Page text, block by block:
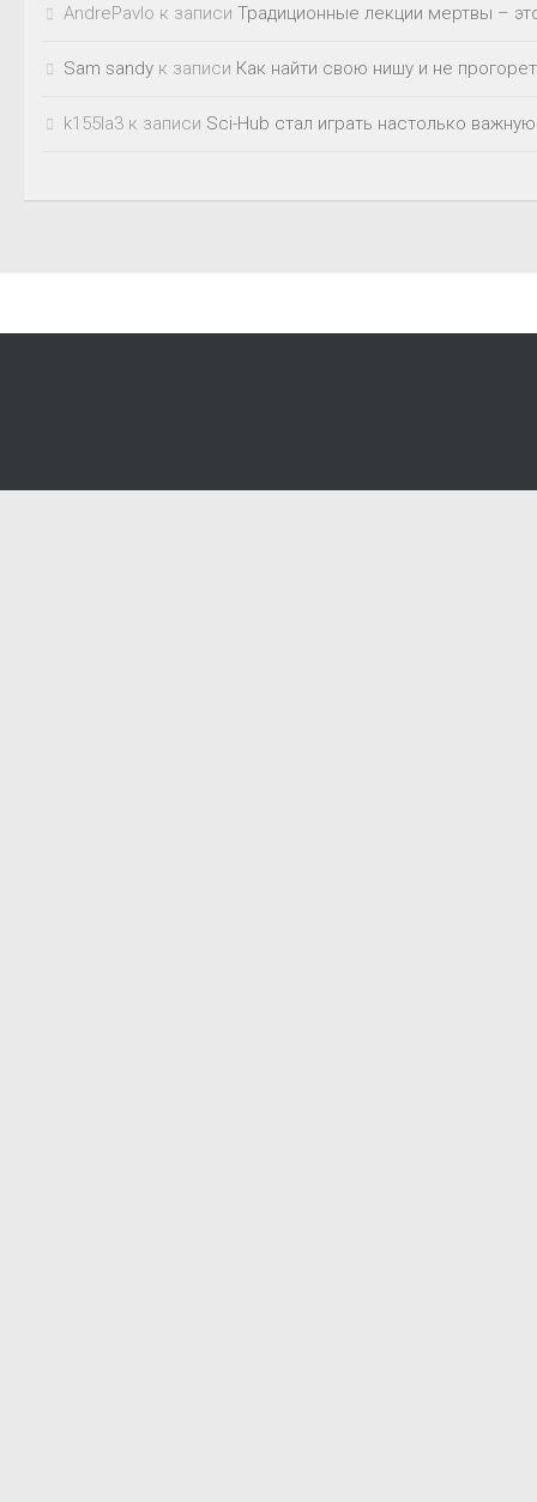
AndrePavlo к записи Традиционные лекции мертвы –
Sam sandy к записи Как найти свою нишу и не
k155la3 к записи Sci-Hub стал играть настолько